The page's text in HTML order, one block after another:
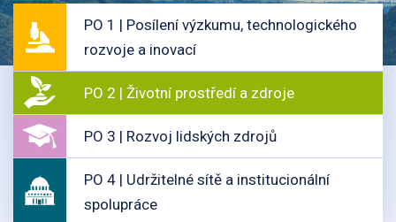
PO 1 | Posílení výzkumu, technologického
rozvoje a inovací
PO 2 | Životní prostředí a zdroje
PO 3 | Rozvoj lidských zdrojů
PO 4 | Udržitelné sítě a institucionální
spolupráce